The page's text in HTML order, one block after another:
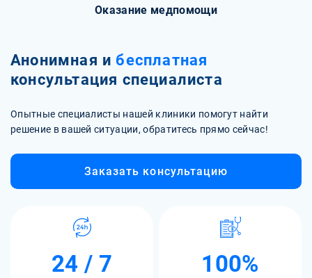
Оказание медпомощи
Анонимная и бесплатная
консультация специалиста
Опытные специалисты нашей клиники помогут найти
решение в вашей ситуации, обратитесь прямо сейчас!
Заказать консультацию
24 / 7 100%